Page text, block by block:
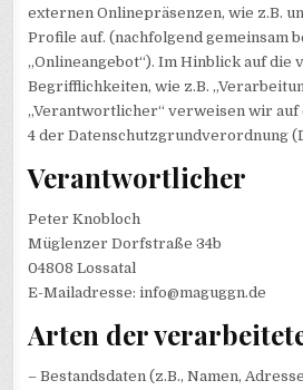
externen Onlinepräsenzen, wie z.B.
Profile auf. (nachfolgend gemeinsam
„Onlineangebot“). Im Hinblick auf die
Begrifflichkeiten, wie z.B.
„Verantwortlicher“ verweisen wir auf
4 der Datenschutzgrundverordnung
Verantwortlicher
Peter Knobloch
Müglenzer Dorfstraße 34b
04808 Lossatal
E-Mailadresse: info@maguggn.de
Arten der
– Bestandsdaten (z.B., Namen,